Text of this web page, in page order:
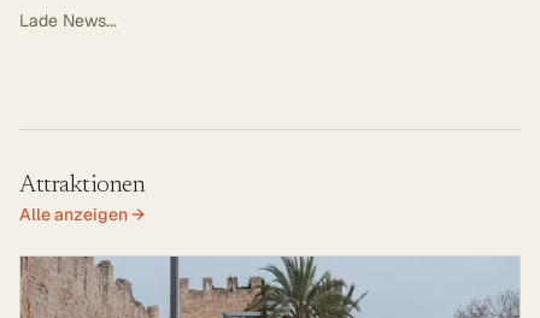
Lade News...
Attraktionen
Alle anzeigen →